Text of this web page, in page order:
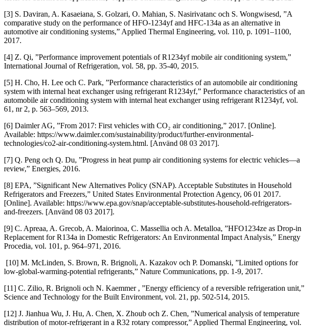
[3] S. Daviran, A. Kasaeiana, S. Golzari, O. Mahian, S. Nasirivatanc och S. Wongwisesd, ”A
comparative study on the performance of HFO-1234yf and HFC-134a as an alternative in
automotive air conditioning systems,” Applied Thermal Engineering, vol. 110, p. 1091–1100,
2017.
[4] Z. Qi, ”Performance improvement potentials of R1234yf mobile air conditioning system,”
International Journal of Refrigeration, vol. 58, pp. 35-40, 2015.
[5] H. Cho, H. Lee och C. Park, ”Performance characteristics of an automobile air conditioning
system with internal heat exchanger using refrigerant R1234yf,” Performance characteristics of an
automobile air conditioning system with internal heat exchanger using refrigerant R1234yf, vol.
61, nr 2, p. 563–569, 2013.
[6] Daimler AG, ”From 2017: First vehicles with CO₂ air conditioning,” 2017. [Online].
Available: https://www.daimler.com/sustainability/product/further-environmental-
technologies/co2-air-conditioning-system.html. [Använd 08 03 2017].
[7] Q. Peng och Q. Du, ”Progress in heat pump air conditioning systems for electric vehicles—a
review,” Energies, 2016.
[8] EPA, ”Significant New Alternatives Policy (SNAP). Acceptable Substitutes in Household
Refrigerators and Freezers,” United States Environmental Protection Agency, 06 01 2017.
[Online]. Available: https://www.epa.gov/snap/acceptable-substitutes-household-refrigerators-
and-freezers. [Använd 08 03 2017].
[9] C. Apreaa, A. Grecob, A. Maiorinoa, C. Massellia och A. Metalloa, ”HFO1234ze as Drop-in
Replacement for R134a in Domestic Refrigerators: An Environmental Impact Analysis,” Energy
Procedia, vol. 101, p. 964–971, 2016.
[10] M. McLinden, S. Brown, R. Brignoli, A. Kazakov och P. Domanski, ”Limited options for
low-global-warming-potential refrigerants,” Nature Communications, pp. 1-9, 2017.
[11] C. Zilio, R. Brignoli och N. Kaemmer , ”Energy efficiency of a reversible refrigeration unit,”
Science and Technology for the Built Environment, vol. 21, pp. 502-514, 2015.
[12] J. Jianhua Wu, J. Hu, A. Chen, X. Zhoub och Z. Chen, ”Numerical analysis of temperature
distribution of motor-refrigerant in a R32 rotary compressor,” Applied Thermal Engineering, vol.